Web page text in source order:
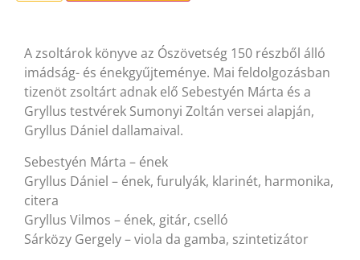
A zsoltárok könyve az Ószövetség 150 részből álló
imádság- és énekgyűjteménye. Mai feldolgozásban
tizenöt zsoltárt adnak elő Sebestyén Márta és a
Gryllus testvérek Sumonyi Zoltán versei alapján,
Gryllus Dániel dallamaival.
Sebestyén Márta – ének
Gryllus Dániel – ének, furulyák, klarinét, harmonika,
citera
Gryllus Vilmos – ének, gitár, cselló
Sárközy Gergely – viola da gamba, szintetizátor